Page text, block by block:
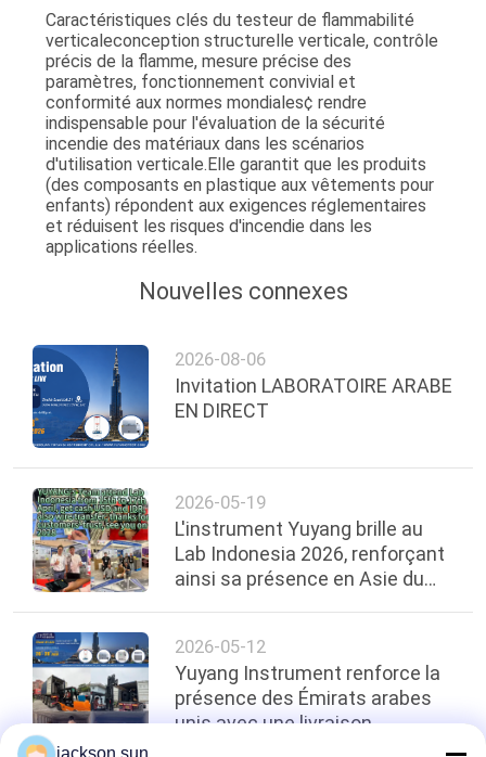
Caractéristiques clés du testeur de flammabilité
verticaleconception structurelle verticale, contrôle
précis de la flamme, mesure précise des
paramètres, fonctionnement convivial et
conformité aux normes mondiales¢ rendre
indispensable pour l'évaluation de la sécurité
incendie des matériaux dans les scénarios
d'utilisation verticale.Elle garantit que les produits
(des composants en plastique aux vêtements pour
enfants) répondent aux exigences réglementaires
et réduisent les risques d'incendie dans les
applications réelles.
Nouvelles connexes
2026-08-06
Invitation LABORATOIRE ARABE
EN DIRECT
2026-05-19
L'instrument Yuyang brille au
Lab Indonesia 2026, renforçant
ainsi sa présence en Asie du
2026-05-12
Yuyang Instrument renforce la
présence des Émirats arabes
unis avec une livraison
d'équipement de test de feu de
jackson.sun